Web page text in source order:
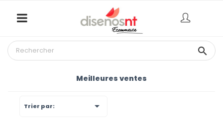

Meilleures ventes
Trier par: 